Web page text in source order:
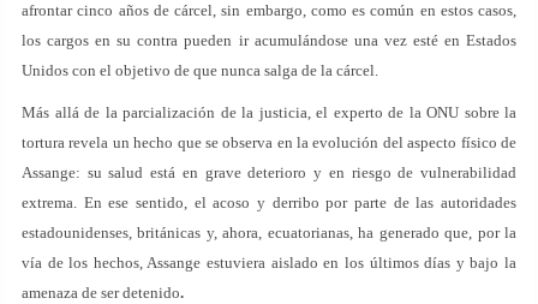
afrontar cinco años de cárcel, sin embargo, como es común en estos casos,
los cargos en su contra pueden ir acumulándose una vez esté en Estados
Unidos con el objetivo de que nunca salga de la cárcel.
Más allá de la parcialización de la justicia, el experto de la ONU sobre la
tortura revela un hecho que se observa en la evolución del aspecto físico de
Assange: su salud está en grave deterioro y en riesgo de vulnerabilidad
extrema. En ese sentido, el acoso y derribo por parte de las autoridades
estadounidenses, británicas y, ahora, ecuatorianas, ha generado que, por la
vía de los hechos, Assange estuviera aislado en los últimos días y bajo la
amenaza de ser detenido.